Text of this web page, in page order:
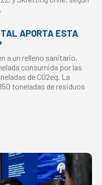
APORTA ESTA
a un relleno sanitario,
consumida por las
de CO2eq. La
toneladas de residuos